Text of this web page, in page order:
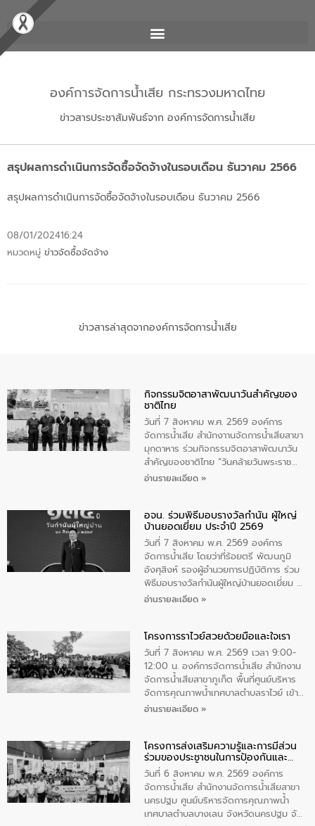
องค์การจัดการน้ำเสีย กระทรวงมหาดไทย
ข่าวสารประชาสัมพันธ์จาก องค์การจัดการน้ำเสีย
สรุปผลการดำเนินการจัดซื้อจัดจ้างในรอบเดือน ธันวาคม 2566
สรุปผลการดำเนินการจัดซื้อจัดจ้างในรอบเดือน ธันวาคม 2566
08/01/202416:24
หมวดหมู่ ข่าวจัดซื้อจัดจ้าง
ข่าวสารล่าสุดจากองค์การจัดการน้ำเสีย
กิจกรรมจิตอาสาพัฒนาวันสําคัญของ
ชาติไทย
วันที่ 7 สิงหาคม พ.ศ. 2569 องค์การ
จัดการน้ำเสีย สำนักงาานจัดการน้ำเสียสาขา
มุกดาหาร ร่วมกิจกรรมจิตอาสาพัฒนาวัน
สําคัญของชาติไทย “วันคล้ายวันพระราช
สมภพ สมเด็จพระนางเจ้าสิริกิติ์พระบรม
ทิพย์คำ รองผู้ว่าราชการจังหวัดมุกดาหาร
เป็นประธานในพิธี ณ เรือนจําชั่วคราวนาโสก
ตําบลนาโสก อําเภอเมืองมุกดาหาร จังหวัด
มุกดาหาร โดยในกิจกรรมได้ร่วมปลูกป่า และ
ทําความสะอาดภายในบริเวณ จัดกิจกรรม
เพื่อถวายเป็นพระราชกุศล สมเด็จพระนาง
เจ้าสิริกิติ์พระบรมราชินีนาถ พระบรมราช
อ่านรายละเอียด »
อจน. ร่วมพิธีมอบรางวัลกำนัน ผู้ใหญ่
บ้านยอดเยี่ยม ประจำปี 2569
วันที่ 7 สิงหาคม พ.ศ. 2569 องค์การ
จัดการน้ำเสีย โดยว่าที่ร้อยตรี พัฒนภูมิ
อังศุสิงห์ รองผู้อำนวยการปฏิบัติการ ร่วม
พิธีมอบรางวัลกำนันผู้ใหญ่บ้านยอดเยี่ยม ณ
ทำเนียบรัฐบาล โดยมีนายอนุทิน ชาญวีรกูล
ทองคำและประกาศเกียรติคุณให้แก่ กำนัน
ผู้ใหญ่บ้านยอดเยี่ยม พร้อมกล่าวชื่นชม ให้
โอวาท และมอบนโยบาย
อ่านรายละเอียด »
โครงการราไวย์สวยด้วยมือและใจเรา
วันที่ 7 สิงหาคม พ.ศ. 2569 เวลา 9:00-
12:00 น. องค์การจัดการน้ำเสีย สำนักงาน
จัดการน้ำเสียสาขาภูเก็ต พื้นที่ศูนย์บริหาร
จัดการคุณภาพน้ำเทศบาลตำบลราไวย์ เข้า
ร่วมโครงการราไวย์สวยด้วยมือและใจเรา
ประชาชน ตัวแทนจากโรงแรมต่างๆ ในเขต
เทศบาลตำบลราไวย์ ศูนย์บริหารจัดการ
คุณภาพน้ำเทศบาลตำบลราไวย์ นำโดยนาย
น้อย แก้วเศษ ผู้จัดการสำนักงานจัดการน้ำ
เสียสาขาภูเก็ต พร้อมด้วยเจ้าหน้าที่ จำนวน
5 คน ร่วมทำกิจกรรม ทำความสะอาด
อ่านรายละเอียด »
โครงการส่งเสริมความรู้และการมีส่วน
ร่วมของประชาชนในการป้องกันและ
แก้ไขปัญหาน้ำเสียอย่างยั่งยืน
วันที่ 6 สิงหาคม พ.ศ. 2569 องค์การ
จัดการน้ำเสีย สำนักงานจัดการน้ำเสียสาขา
นครปฐม ศูนย์บริหารจัดการคุณภาพน้ำ
เทศบาลตำบลบางเลน จังหวัดนครปฐม จัด